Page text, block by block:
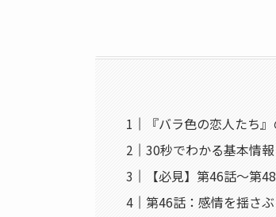
『バラ色の恋人たち
30秒でわかる基本情報
【必見】第46話〜第
第46話：感情を揺さ